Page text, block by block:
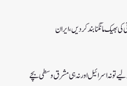
بھیک مانگنا بند کر دیں، ایران
تو نہ اسرائیل اور نہ ہی مشرق وسطی بچے